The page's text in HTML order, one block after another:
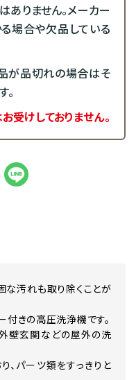
ありません。メーカー
場合や欠品している
が品切れの場合はそ
。
けしておりません。
な汚れも取り除くことが
付きの高圧洗浄機です。
壁玄関などの屋外の洗
、パーツ類をすっきりと